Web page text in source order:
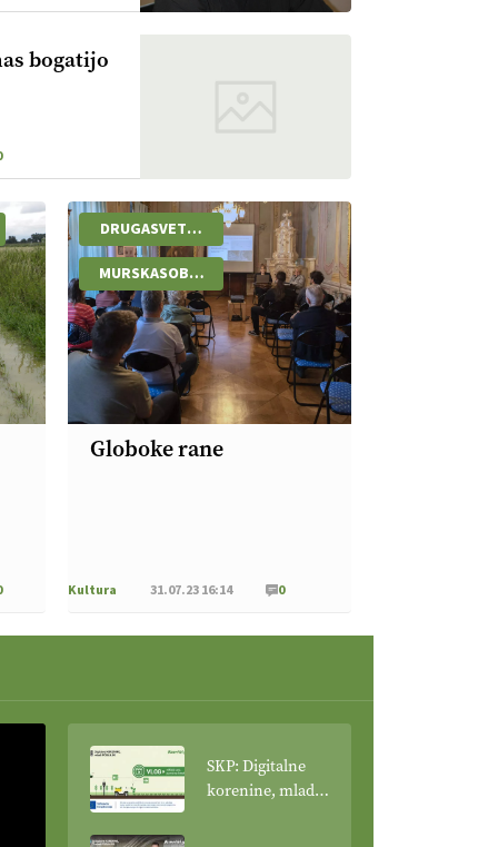
bogatijo
DRUGASVETOVNAVOJNA
MURSKASOBOTA
Globoke rane
Kultura 31.07.23 16:14 0
SKP: Digitalne
korenine, mladi